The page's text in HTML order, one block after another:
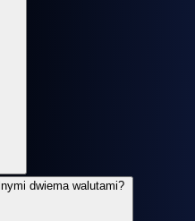
dwiema walutami?